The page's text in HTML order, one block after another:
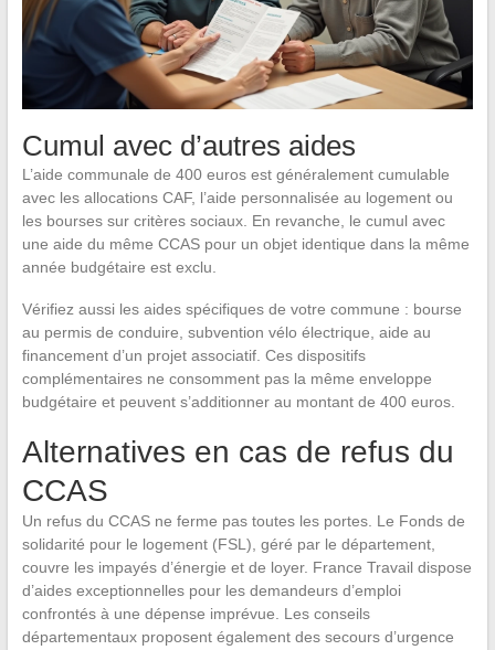
Cumul avec d’autres aides
L’aide communale de 400 euros est généralement cumulable
avec les allocations CAF, l’aide personnalisée au logement ou
les bourses sur critères sociaux. En revanche, le cumul avec
une aide du même CCAS pour un objet identique dans la même
année budgétaire est exclu.
Vérifiez aussi les aides spécifiques de votre commune : bourse
au permis de conduire, subvention vélo électrique, aide au
financement d’un projet associatif. Ces dispositifs
complémentaires ne consomment pas la même enveloppe
budgétaire et peuvent s’additionner au montant de 400 euros.
Alternatives en cas de refus du
CCAS
Un refus du CCAS ne ferme pas toutes les portes. Le Fonds de
solidarité pour le logement (FSL), géré par le département,
couvre les impayés d’énergie et de loyer. France Travail dispose
d’aides exceptionnelles pour les demandeurs d’emploi
confrontés à une dépense imprévue. Les conseils
départementaux proposent également des secours d’urgence